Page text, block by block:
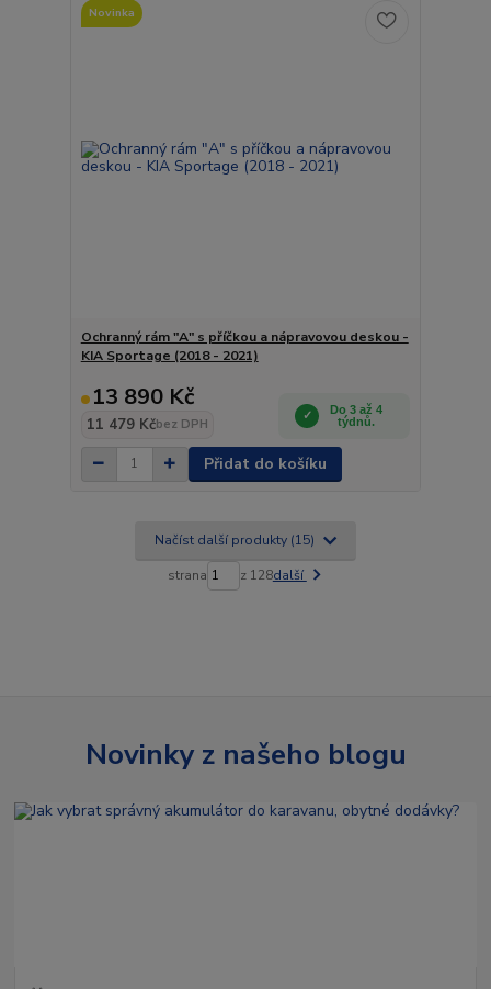
Novinka
Ochranný rám "A" s příčkou a nápravovou deskou -
KIA Sportage (2018 - 2021)
13 890 Kč
11 479 Kčbez DPH
Do 3 až 4
týdnů.
Přidat do košíku
Načíst další produkty (15)
strana z 128další
Novinky z našeho blogu